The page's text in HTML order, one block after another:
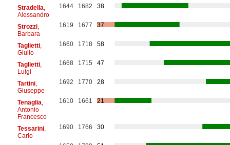
Stradella
Alessandro
1644 1682 38
Strozzi,
Barbara
1619 1677 37
Taglietti,
Giulio
1660 1718 58
Taglietti,
Luigi
1668 1715 47
Tartini,
Giuseppe
1692 1770 28
Tenaglia
Antonio
Francesco
1610 1661 21
Tessarini,
Carlo
1690 1766 30